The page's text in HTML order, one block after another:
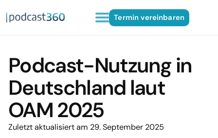
Termin vereinbaren
Podcast-Nutzung in
Deutschland laut
OAM 2025
Zuletzt aktualisiert am 29. September 2025